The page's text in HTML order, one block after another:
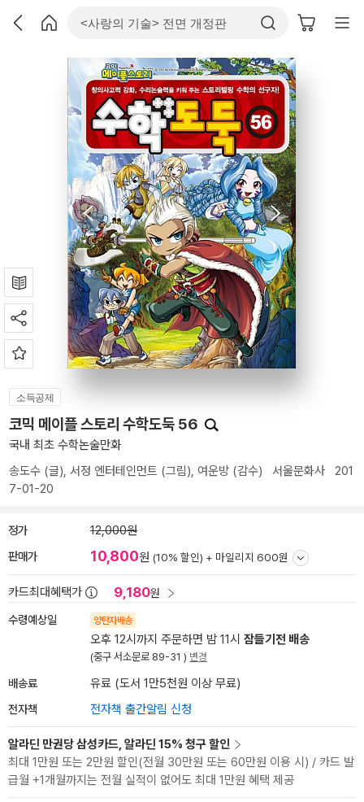
소득공제
코믹 메이플 스토리 수학도둑 56
국내 최초 수학논술만화
송도수 (글), 서정 엔터테인먼트 (그림), 여운방 (감수) 서울문화사 201
7-01-20
정가 12,000원
판매가 10,800원 (10% 할인) + 마일리지 600원
카드최대혜택가 9,180원
수령예상일 양탄자배송
오후 12시까지 주문하면 밤 11시 잠들기전 배송
(중구 서소문로 89-31 ) 변경
배송료 유료 (도서 1만5천원 이상 무료)
전자책 전자책 출간알림 신청
알라딘 만권당 삼성카드, 알라딘 15% 청구 할인
최대 1만원 또는 2만원 할인(전월 30만원 또는 60만원 이용 시) / 카드 발
급월 +1개월까지는 전월 실적이 없어도 최대 1만원 혜택 제공